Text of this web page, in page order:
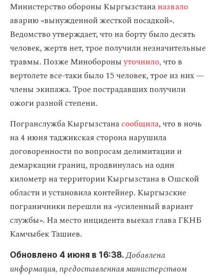
Министерство обороны Кыргызстананазвало
аварию «вынужденной жесткой посадкой».
Ведомство утверждает, что на борту было десять
человек, жертв нет, трое получили незначительные
травмы. Позже Минобороныуточнило,что в
вертолете все-таки было 15 человек, трое из них —
члены экипажа. Трое пострадавших получили
ожоги разной степени.
Погранслужба Кыргызстанасообщила, что в ночь
на 4 июня таджикская сторона нарушила
договоренности по вопросам делимитации и
демаркации границ, продвинулась на один
километр на территории Кыргызстана в Ошской
области и установила контейнер. Кыргызские
пограничники перешли на «усиленный вариант
службы». На место инцидента выехал глава ГКНБ
Камчыбек Ташиев.
Обновлено 4 июня в 16:38. Добавлена
информация, предоставленная министерством